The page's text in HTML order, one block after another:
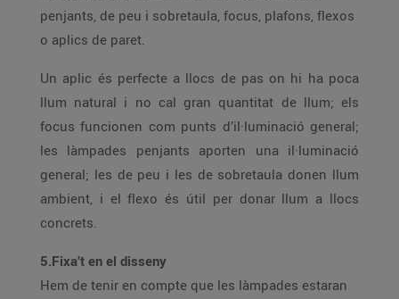
penjants, de peu i sobretaula, focus, plafons, flexos
o aplics de paret.
Un aplic és perfecte a llocs de pas on hi ha poca
llum natural i no cal gran quantitat de llum; els
focus funcionen com punts d’il·luminació general;
les làmpades penjants aporten una il·luminació
general; les de peu i les de sobretaula donen llum
ambient, i el flexo és útil per donar llum a llocs
concrets.
5.Fixa’t en el disseny
Hem de tenir en compte que les làmpades estaran